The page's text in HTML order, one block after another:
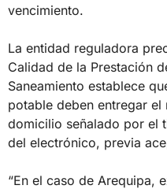
vencimiento.
La entidad reguladora
Calidad de la Prestación
Saneamiento establece
potable deben entregar el
domicilio señalado por el
del electrónico, previa
“En el caso de Arequipa,